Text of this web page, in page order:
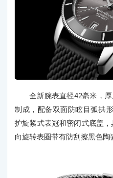
全新腕表直径42毫米，
制成，配备双面防眩目弧拱
护旋紧式表冠和密闭式底盖
向旋转表圈带有防刮擦黑色陶